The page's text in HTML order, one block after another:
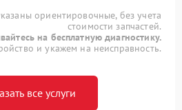
ориентировочные, без учета
стоимости запчастей.
на бесплатную диагностику.
и укажем на неисправность.
все услуги